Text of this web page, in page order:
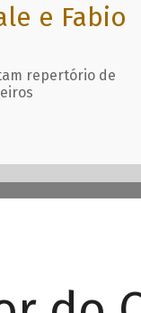
e Fabio
repertório de